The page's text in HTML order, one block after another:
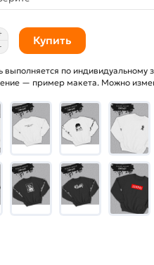
Купить
по индивидуальному
— пример макета. Можно